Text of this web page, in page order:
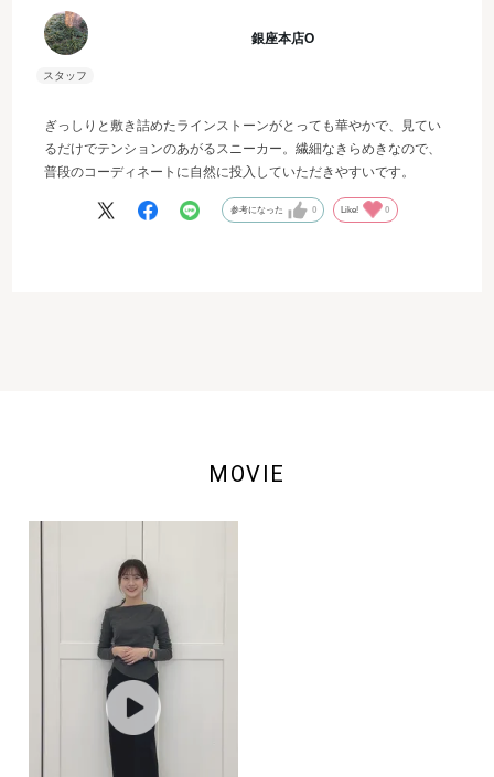
銀座本店O
ぎっしりと敷き詰めたラインストーンがとっても華やかで、見てい
るだけでテンションのあがるスニーカー。繊細なきらめきなので、
普段のコーディネートに自然に投入していただきやすいです。
参考になった 0 Like! 0
MOVIE